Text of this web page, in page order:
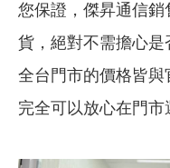
您保證，傑昇通信銷
貨，絕對不需擔心是
全台門市的價格皆與
完全可以放心在門市